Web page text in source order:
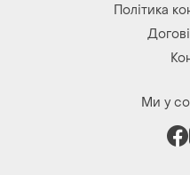
Політика
Ми у